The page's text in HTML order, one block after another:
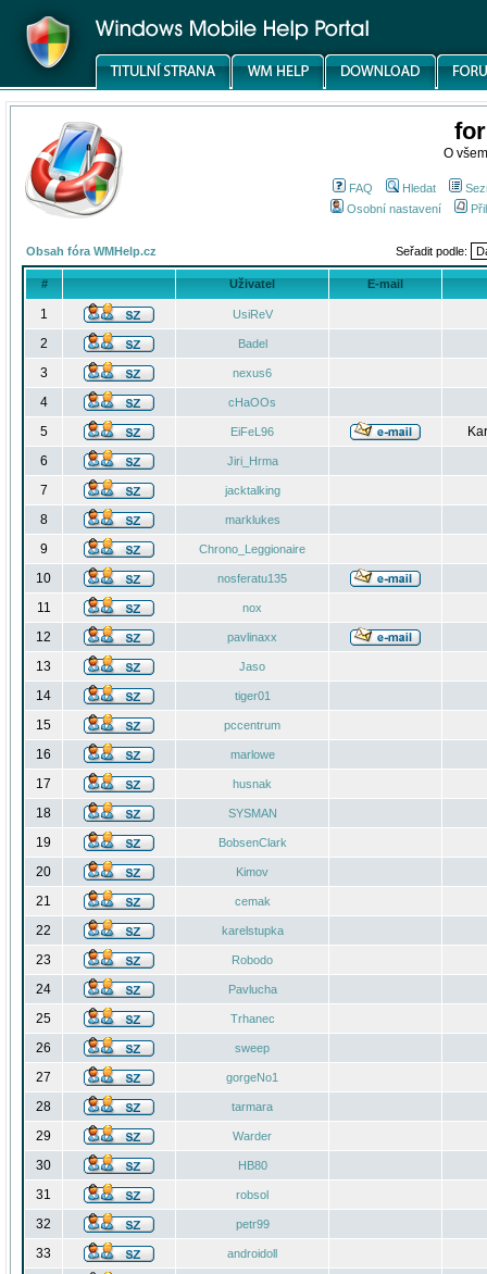
O
FAQ Hledat
Osobní nastavení
Obsah fóra WMHelp.cz Seřadit podle:
# Uživatel E-mail
1 UsiReV
2 Badel
3 nexus6
4 cHaOOs
5 EiFeL96
6
Jiri_Hrma
7 jacktalking
8 marklukes
9 Chrono_Leggionaire
10 nosferatu135
11 nox
12 pavlinaxx
13 Jaso
14 tiger01
15 pccentrum
16 marlowe
17 husnak
18 SYSMAN
19 BobsenClark
20 Kimov
21 cemak
22 karelstupka
23 Robodo
24 Pavlucha
25 Trhanec
26 sweep
27 gorgeNo1
28 tarmara
29 Warder
30 HB80
31 robsol
32 petr99
33 androidoll